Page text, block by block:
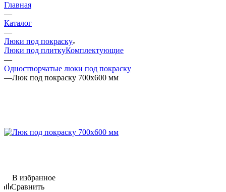
Главная
—
Каталог
—
Люки под покраску
Люки под плиткуКомплектующие
—
Одностворчатые люки под покраску
—Люк под покраску 700x600 мм
В избранное
Сравнить